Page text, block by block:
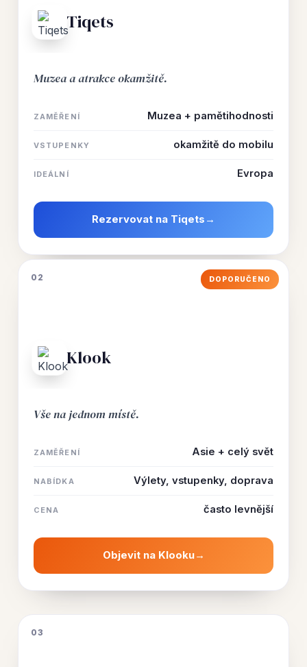
Tiqets
Muzea a atrakce okamžitě.
ZAMĚŘENÍ Muzea + pamětihodnosti
VSTUPENKY okamžitě do mobilu
IDEÁLNÍ Evropa
Rezervovat na Tiqets →
02 DOPORUČENO
Klook
Vše na jednom místě.
ZAMĚŘENÍ Asie + celý svět
NABÍDKA Výlety, vstupenky, doprava
CENA často levnější
Objevit na Klooku→
03